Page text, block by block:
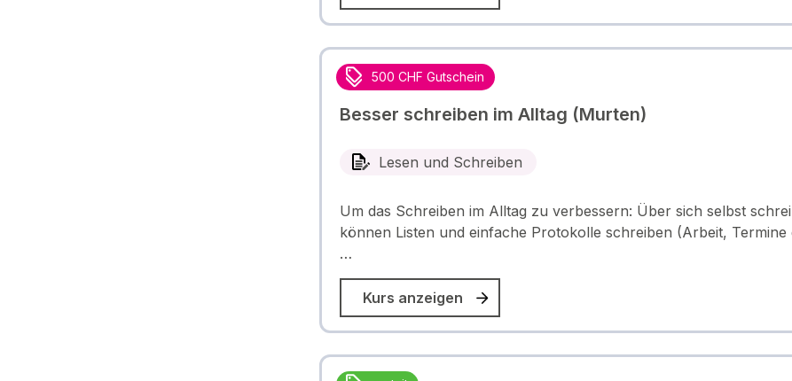
500 CHF Gutschein
Besser schreiben im Alltag (Murten)
Lesen und Schreiben
Um das Schreiben im Alltag zu verbessern: Über sich selbst
können Listen und einfache Protokolle schreiben (Arbeit, Termine
…
Kurs anzeigen